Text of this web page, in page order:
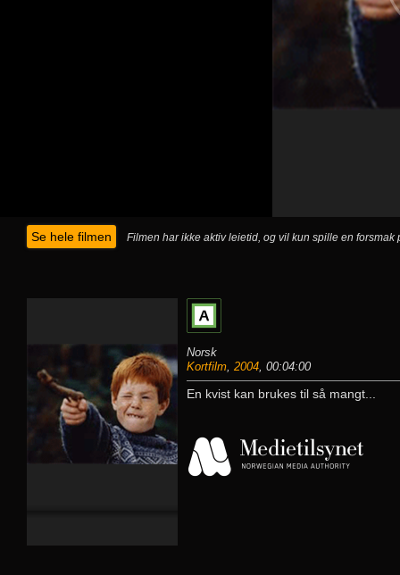
Se hele filmen Filmen har ikke aktiv leietid, og vil kun spille en forsmak
Norsk
Kortfilm, 2004, 00:04:00
En kvist kan brukes til så mangt...